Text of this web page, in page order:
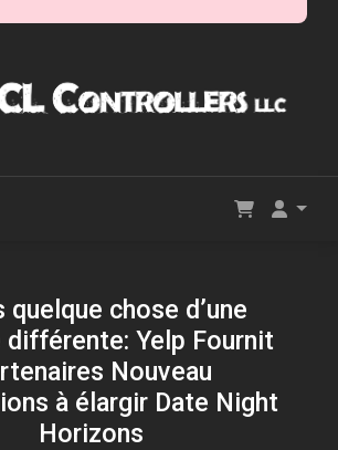
quelque chose d’une
différente: Yelp Fournit
Nouveau
à élargir Date Night
Horizons